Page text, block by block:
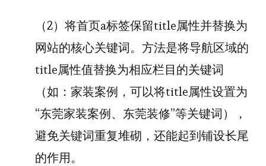
（2）将首页a标签保留title属性并替换为
网站的核心关键词。方法是将导航区域的
title属性值替换为相应栏目的关键词
（如：家装案例，可以将title属性设置为
“东莞家装案例、东莞装修”等关键词），
避免关键词重复堆砌，还能起到铺设长尾
的作用。